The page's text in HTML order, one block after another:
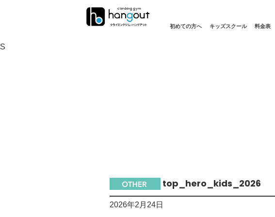
初めての方へ キッズスクール 料金表
S
top_hero_kids_2026
2026年2月24日